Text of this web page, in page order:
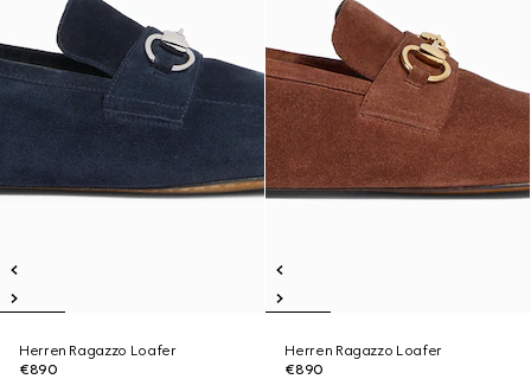
Herren Ragazzo Loafer
€890
Herren Ragazzo Loafer
€890